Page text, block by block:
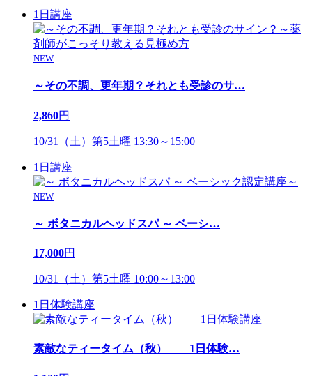
1日講座
NEW
～その不調、更年期？それとも受診のサ…
2,860円
10/31（土）第5土曜 13:30～15:00
1日講座
NEW
～ ボタニカルヘッドスパ ～ ベーシ…
17,000円
10/31（土）第5土曜 10:00～13:00
1日体験講座
素敵なティータイム（秋） 1日体験…